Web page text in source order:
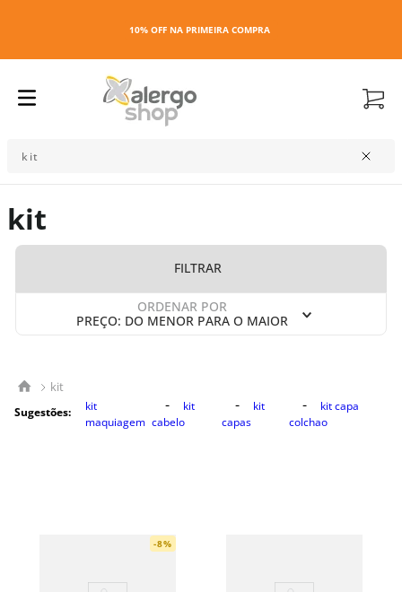
10% OFF NA PRIMEIRA COMPRA
kit
FILTRAR
ORDENAR POR
PREÇO: DO MENOR PARA O MAIOR
kit
Sugestões:
kit
maquiagem
kit
cabelo
kit
capas
kit capa
colchao
-8%